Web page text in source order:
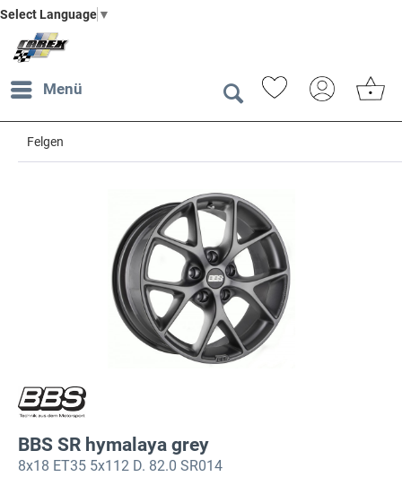
Select Language ▼
Menü
Felgen
BBS SR hymalaya grey
8x18 ET35 5x112 D. 82.0 SR014